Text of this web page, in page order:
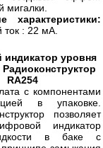
мигалки.
характеристики:
: 22 мА.
уровня
Радиоконструктор
RA254
с компонентами
в упаковке.
позволяет
индикатор
в баке с